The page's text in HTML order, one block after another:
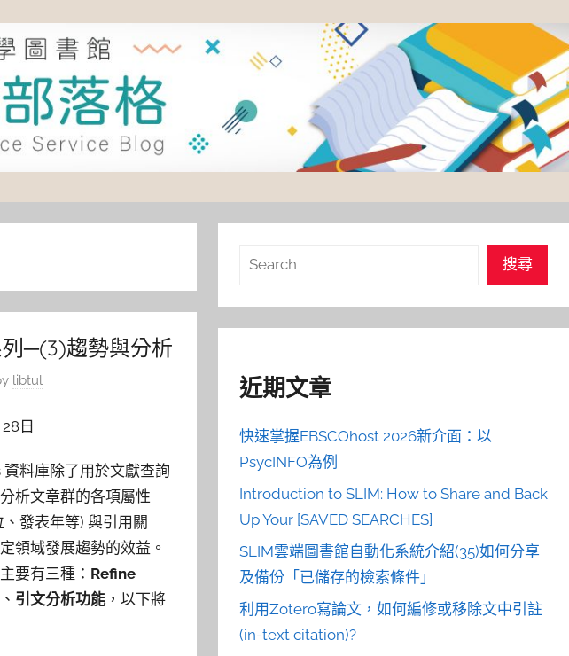
列─(3)趨勢與分析
libtul
日
料庫除了用於文獻查詢
析文章群的各項屬性
發表年等) 與引用關
領域發展趨勢的效益。
要有三種： Refine
、 引文分析功能 ，以下將
搜
搜尋
近期文章
快速掌握EBSCOhost 2026新介面：以
PsycINFO為例
Introduction to SLIM: How to Share and Back
Up Your [SAVED SEARCHES]
SLIM雲端圖書館自動化系統介紹(35)如何分享
及備份「已儲存的檢索條件」
利用Zotero寫論文，如何編修或移除文中引註
(in-text citation)?